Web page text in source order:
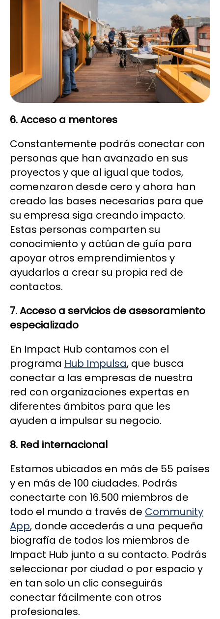
6. Acceso a mentores
Constantemente podrás conectar con
personas que han avanzado en sus
proyectos y que al igual que todos,
comenzaron desde cero y ahora han
creado las bases necesarias para que
su empresa siga creando impacto.
Estas personas comparten su
conocimiento y actúan de guía para
apoyar otros emprendimientos y
ayudarlos a crear su propia red de
contactos.
7.Acceso a servicios de asesoramiento
especializado
En Impact Hub contamos con el
programa Hub Impulsa, que busca
conectar a las empresas de nuestra
red con organizaciones expertas en
diferentes ámbitos para que les
ayuden a impulsar su negocio.
8. Red internacional
Estamos ubicados en más de 55 países
y en más de 100 ciudades. Podrás
conectarte con 16.500 miembros de
todo el mundo a través de Community
App, donde accederás a una pequeña
biografía de todos los miembros de
Impact Hub junto a su contacto. Podrás
seleccionar por ciudad o por espacio y
en tan solo un clic conseguirás
conectar fácilmente con otros
profesionales.